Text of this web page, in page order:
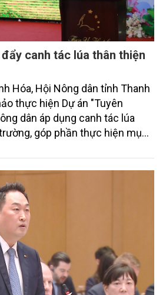
canh tác lúa thân thiện
Hóa, Hội Nông dân tỉnh Thanh
thực hiện Dự án "Tuyên
dân áp dụng canh tác lúa
góp phần thực hiện mục
gia của đông đảo đại biểu đến
lý nhà nước, đơn vị nghiên cứu,
xã và nông dân đang trực
sản xuất lúa phát thải thấp.